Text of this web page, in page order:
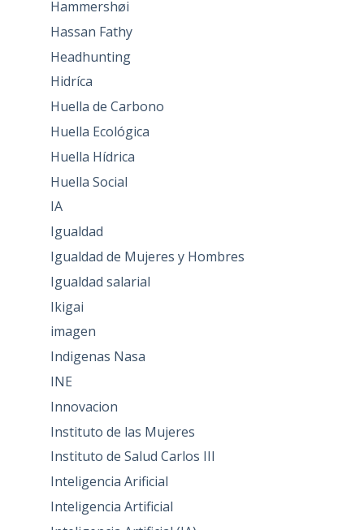
Hammershøi
Hassan Fathy
Headhunting
Hidríca
Huella de Carbono
Huella Ecológica
Huella Hídrica
Huella Social
IA
Igualdad
Igualdad de Mujeres y Hombres
Igualdad salarial
Ikigai
imagen
Indigenas Nasa
INE
Innovacion
Instituto de las Mujeres
Instituto de Salud Carlos III
Inteligencia Arificial
Inteligencia Artificial